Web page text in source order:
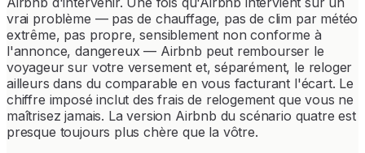
vrai problème — pas de chauffage, pas de clim par météo
extrême, pas propre, sensiblement non conforme à
l'annonce, dangereux — Airbnb peut rembourser le
voyageur sur votre versement et, séparément, le reloger
ailleurs dans du comparable en vous facturant l'écart. Le
chiffre imposé inclut des frais de relogement que vous ne
maîtrisez jamais. La version Airbnb du scénario quatre est
presque toujours plus chère que la vôtre.